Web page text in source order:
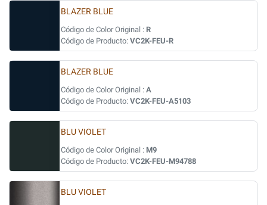
BLAZER BLUE
Código de Color Original : R
Código de Producto: VC2K-FEU-R
BLAZER BLUE
Código de Color Original : A
Código de Producto: VC2K-FEU-A5103
BLU VIOLET
Código de Color Original : M9
Código de Producto: VC2K-FEU-M94788
BLU VIOLET